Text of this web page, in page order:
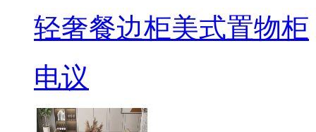
轻奢餐边柜美式置物柜
电议